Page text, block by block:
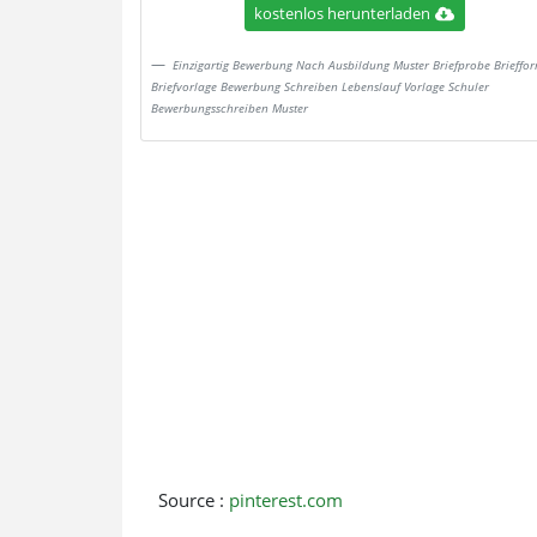
kostenlos herunterladen
Einzigartig Bewerbung Nach Ausbildung Muster Briefprobe
Briefvorlage Bewerbung Schreiben Lebenslauf Vorlage Schuler
Bewerbungsschreiben Muster
Source : pinterest.com